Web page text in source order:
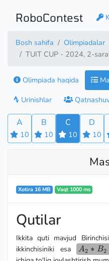
RoboContest
Bosh sahifa
Olimpiadalar
TUIT CUP - 2024, 2-
Olimpiada haqida
Urinishlar
A
10
B
10
C
10
D
10
Xotira 16 MB Vaqt 1000 ms
Qutilar
Ikkita quti mavjud
ikkinchisiniki esa
C_2
A2 ∗ B2